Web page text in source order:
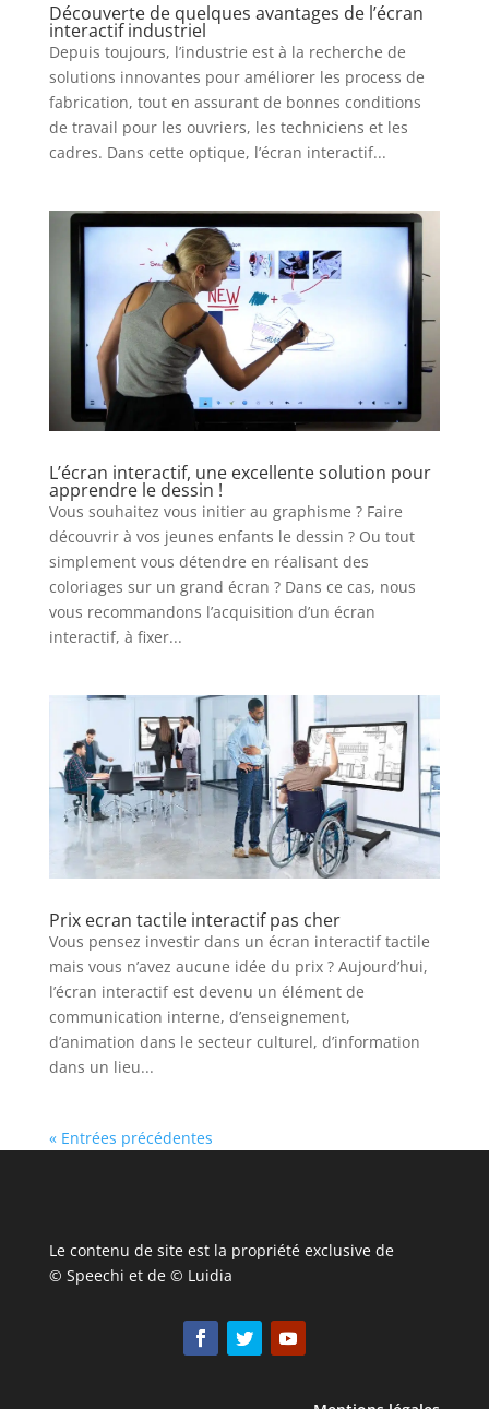
Découverte de quelques avantages de l’écran
interactif industriel
Depuis toujours, l’industrie est à la recherche de
solutions innovantes pour améliorer les process de
fabrication, tout en assurant de bonnes conditions
de travail pour les ouvriers, les techniciens et les
cadres. Dans cette optique, l’écran interactif...
L’écran interactif, une excellente solution pour
apprendre le dessin !
Vous souhaitez vous initier au graphisme ? Faire
découvrir à vos jeunes enfants le dessin ? Ou tout
simplement vous détendre en réalisant des
coloriages sur un grand écran ? Dans ce cas, nous
vous recommandons l’acquisition d’un écran
interactif, à fixer...
Prix ecran tactile interactif pas cher
Vous pensez investir dans un écran interactif tactile
mais vous n’avez aucune idée du prix ? Aujourd’hui,
l’écran interactif est devenu un élément de
communication interne, d’enseignement,
d’animation dans le secteur culturel, d’information
dans un lieu...
« Entrées précédentes
Le contenu de site est la propriété exclusive de
© Speechi et de © Luidia